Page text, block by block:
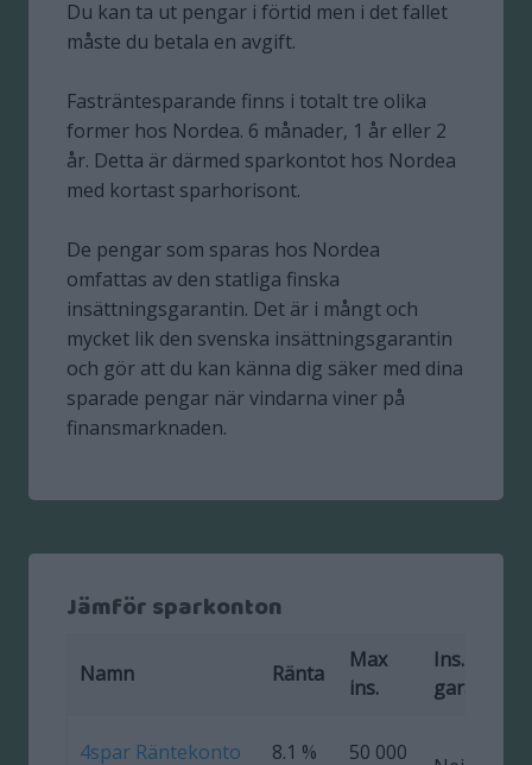
Du kan ta ut pengar i förtid men i det fallet
måste du betala en avgift.
Fasträntesparande finns i totalt tre olika
former hos Nordea. 6 månader, 1 år eller 2
år. Detta är därmed sparkontot hos Nordea
med kortast sparhorisont.
De pengar som sparas hos Nordea
omfattas av den statliga finska
insättningsgarantin. Det är i mångt och
mycket lik den svenska insättningsgarantin
och gör att du kan känna dig säker med dina
sparade pengar när vindarna viner på
finansmarknaden.
Jämför sparkonton
Namn Ränta
Max
ins.
Ins.
garanti
4spar Räntekonto 8.1 % 50 000